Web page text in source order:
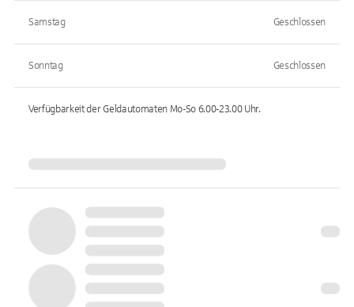
Samstag Geschlossen
Sonntag Geschlossen
Verfügbarkeit der Geldautomaten Mo-So 6.00-23.00Uhr.